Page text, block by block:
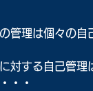
管理は個々の
対する自己管理
・・